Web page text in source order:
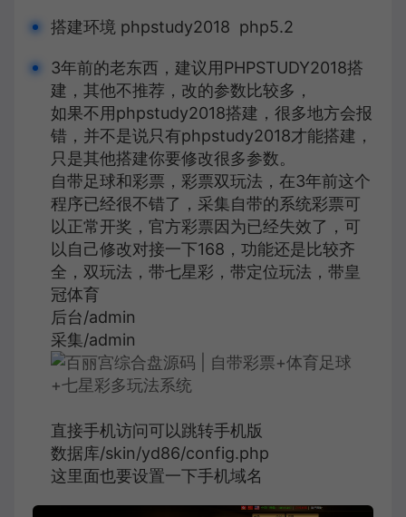
搭建环境 phpstudy2018 php5.2
3年前的老东西，建议用PHPSTUDY2018搭
建，其他不推荐，改的参数比较多，
如果不用phpstudy2018搭建，很多地方会报
错，并不是说只有phpstudy2018才能搭建，
只是其他搭建你要修改很多参数。
自带足球和彩票，彩票双玩法，在3年前这个
程序已经很不错了，采集自带的系统彩票可
以正常开奖，官方彩票因为已经失效了，可
以自己修改对接一下168，功能还是比较齐
全，双玩法，带七星彩，带定位玩法，带皇
冠体育
后台/admin
采集/admin
直接手机访问可以跳转手机版
数据库/skin/yd86/config.php
这里面也要设置一下手机域名